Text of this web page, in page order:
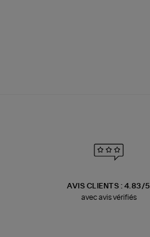
AVIS CLIENTS : 4.83/5
avec avis vérifiés